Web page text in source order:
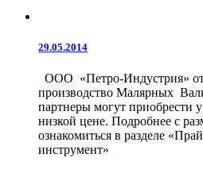
29.05.2014
ООО «Петро-Индустрия»
производство Малярных
партнеры могут приобрести
низкой цене. Подробнее с
ознакомиться в разделе
инструмент»